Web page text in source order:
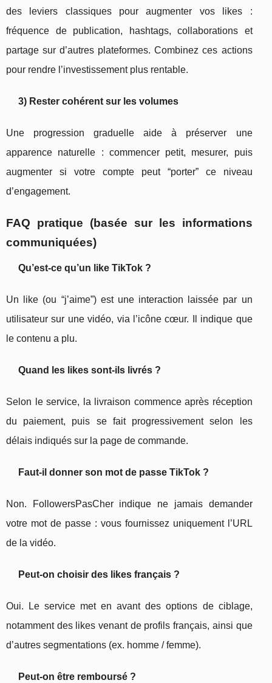
des leviers classiques pour augmenter vos likes :
fréquence de publication, hashtags, collaborations et
partage sur d’autres plateformes. Combinez ces actions
pour rendre l’investissement plus rentable.
3) Rester cohérent sur les volumes
Une progression graduelle aide à préserver une
apparence naturelle : commencer petit, mesurer, puis
augmenter si votre compte peut “porter” ce niveau
d’engagement.
FAQ pratique (basée sur les informations
communiquées)
Qu’est-ce qu’un like TikTok ?
Un like (ou “j’aime”) est une interaction laissée par un
utilisateur sur une vidéo, via l’icône cœur. Il indique que
le contenu a plu.
Quand les likes sont-ils livrés ?
Selon le service, la livraison commence après réception
du paiement, puis se fait progressivement selon les
délais indiqués sur la page de commande.
Faut-il donner son mot de passe TikTok ?
Non. FollowersPasCher indique ne jamais demander
votre mot de passe : vous fournissez uniquement l’URL
de la vidéo.
Peut-on choisir des likes français ?
Oui. Le service met en avant des options de ciblage,
notamment des likes venant de profils français, ainsi que
d’autres segmentations (ex. homme / femme).
Peut-on être remboursé ?